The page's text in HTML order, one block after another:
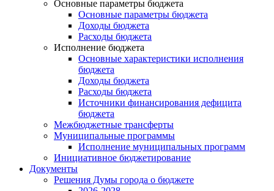
Основные параметры бюджета
Основные параметры бюджета
Доходы бюджета
Расходы бюджета
Исполнение бюджета
Основные характеристики исполнения
бюджета
Доходы бюджета
Расходы бюджета
Источники финансирования дефицита
бюджета
Межбюджетные трансферты
Муниципальные программы
Исполнение муниципальных программ
Инициативное бюджетирование
Документы
Решения Думы города о бюджете